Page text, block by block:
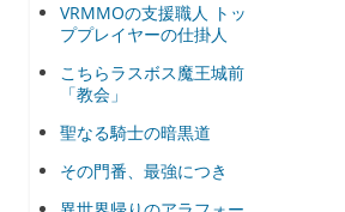
VRMMOの支援職人 トッ
ププレイヤーの仕掛人
こちらラスボス魔王城前
「教会」
聖なる騎士の暗黒道
その門番、最強につき